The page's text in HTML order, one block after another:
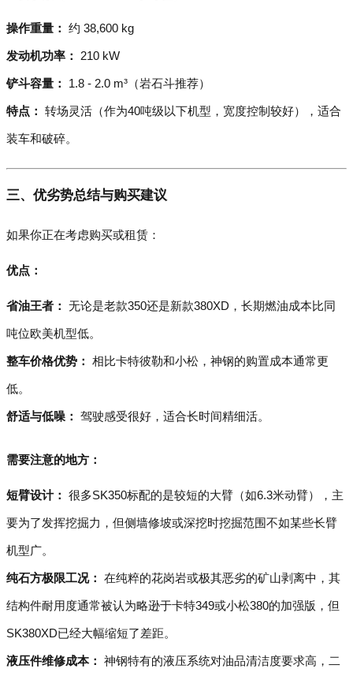
操作重量： 约 38,600 kg
发动机功率： 210 kW
铲斗容量： 1.8 - 2.0 m³（岩石斗推荐）
特点： 转场灵活（作为40吨级以下机型，宽度控制较好），适合
装车和破碎。
三、优劣势总结与购买建议
如果你正在考虑购买或租赁：
优点：
省油王者： 无论是老款350还是新款380XD，长期燃油成本比同
吨位欧美机型低。
整车价格优势： 相比卡特彼勒和小松，神钢的购置成本通常更
低。
舒适与低噪： 驾驶感受很好，适合长时间精细活。
需要注意的地方：
短臂设计： 很多SK350标配的是较短的大臂（如6.3米动臂），主
要为了发挥挖掘力，但侧墙修坡或深挖时挖掘范围不如某些长臂
机型广。
纯石方极限工况： 在纯粹的花岗岩或极其恶劣的矿山剥离中，其
结构件耐用度通常被认为略逊于卡特349或小松380的加强版，但
SK380XD已经大幅缩短了差距。
液压件维修成本： 神钢特有的液压系统对油品清洁度要求高，二